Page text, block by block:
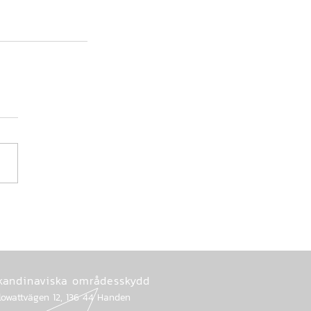
områdesskydd
12, 136 44 Handen